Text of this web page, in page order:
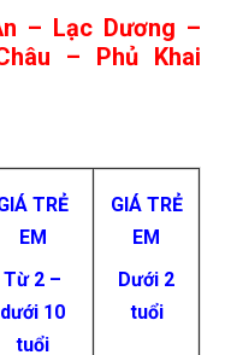
– Lạc Dương –
– Phủ Khai
TRẺ
EM
Từ 2 –
dưới 10
tuổi
GIÁ TRẺ
EM
Dưới 2
tuổi